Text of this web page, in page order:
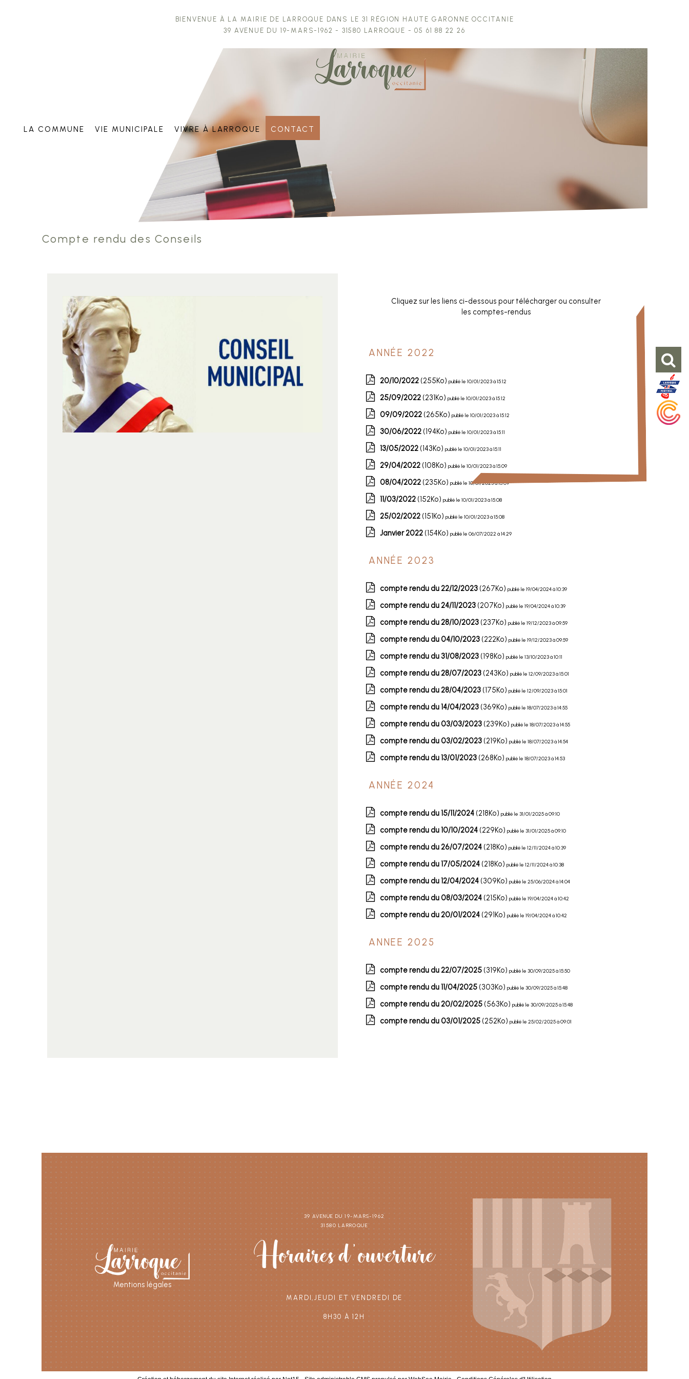
Bienvenue à la Mairie de Larroque dans le 31 région Haute Garonne Occitanie
39 avenue du 19-Mars-1962 - 31580 Larroque - 05 61 88 22 26
La commune Vie municipale Vivre à Larroque Contact
Compte rendu des Conseils
Cliquez sur les liens ci-dessous pour télécharger ou consulter
les comptes-rendus
Année 2022
20/10/2022 (255Ko)publié le 10/01/2023 à 15:12
25/09/2022 (231Ko)publié le 10/01/2023 à 15:12
09/09/2022 (265Ko)publié le 10/01/2023 à 15:12
30/06/2022 (194Ko)publié le 10/01/2023 à 15:11
13/05/2022 (143Ko)publié le 10/01/2023 à 15:11
29/04/2022 (108Ko)publié le 10/01/2023 à 15:09
08/04/2022 (235Ko)publié le 10/01/2023 à 15:09
11/03/2022 (152Ko)publié le 10/01/2023 à 15:08
25/02/2022 (151Ko)publié le 10/01/2023 à 15:08
Janvier 2022 (154Ko)publié le 06/07/2022 à 14:29
ANNÉE 2023
compte rendu du 22/12/2023 (267Ko)publié le 19/04/2024 à 10:39
compte rendu du 24/11/2023 (207Ko)publié le 19/04/2024 à 10:39
compte rendu du 28/10/2023 (237Ko)publié le 19/12/2023 à 09:59
compte rendu du 04/10/2023 (222Ko)publié le 19/12/2023 à 09:59
compte rendu du 31/08/2023 (198Ko)publié le 13/10/2023 à 10:11
compte rendu du 28/07/2023 (243Ko)publié le 12/09/2023 à 15:01
compte rendu du 28/04/2023 (175Ko)publié le 12/09/2023 à 15:01
compte rendu du 14/04/2023 (369Ko)publié le 18/07/2023 à 14:55
compte rendu du 03/03/2023 (239Ko)publié le 18/07/2023 à 14:55
compte rendu du 03/02/2023 (219Ko)publié le 18/07/2023 à 14:54
compte rendu du 13/01/2023 (268Ko)publié le 18/07/2023 à 14:53
Année 2024
compte rendu du 15/11/2024 (218Ko)publié le 31/01/2025 à 09:10
compte rendu du 10/10/2024 (229Ko)publié le 31/01/2025 à 09:10
compte rendu du 26/07/2024 (218Ko)publié le 12/11/2024 à 10:39
compte rendu du 17/05/2024 (218Ko)publié le 12/11/2024 à 10:38
compte rendu du 12/04/2024 (309Ko)publié le 25/06/2024 à 14:04
compte rendu du 08/03/2024 (215Ko)publié le 19/04/2024 à 10:42
compte rendu du 20/01/2024 (291Ko)publié le 19/04/2024 à 10:42
ANNEE 2025
compte rendu du 22/07/2025 (319Ko)publié le 30/09/2025 à 15:50
compte rendu du 11/04/2025 (303Ko)publié le 30/09/2025 à 15:48
compte rendu du 20/02/2025 (563Ko)publié le 30/09/2025 à 15:48
compte rendu du 03/01/2025 (252Ko)publié le 25/02/2025 à 09:01
Mentions légales
39 avenue du 19-Mars-1962
31580 Larroque
Horaires d'ouverture
Mardi,Jeudi et vendredi de
8h30 à 12h